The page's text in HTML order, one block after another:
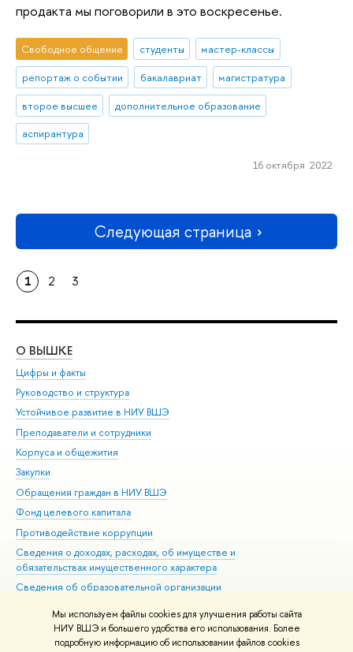
Мы используем файлы cookies для улучшения работы сайта
НИУ ВШЭ и большего удобства его использования. Более
подробную информацию об использовании файлов cookies
продакта мы поговорили в это воскресенье.
Свободное общение студенты
мастер-классы
репортаж о событии
бакалавриат
магистратура
второе высшее
дополнительное образование
аспирантура
16 октября 2022
Следующая страница
1 2 3
О ВЫШКЕ
Цифры и факты
Руководство и структура
Устойчивое развитие в НИУ ВШЭ
Преподаватели и сотрудники
Корпуса и общежития
Закупки
Обращения граждан в НИУ ВШЭ
Фонд целевого капитала
Противодействие коррупции
Сведения о доходах, расходах, об имуществе и
обязательствах имущественного характера
Сведения об образовательной организации
Людям с ограниченными возможностями здоровья
Единая платежная страница
Работа в Вышке